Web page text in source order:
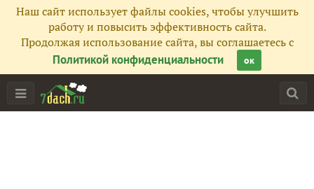
Наш сайт использует файлы cookies, чтобы улучшить
работу и повысить эффективность сайта.
Продолжая использование сайта, вы соглашаетесь с
Политикой конфиденциальности
ок